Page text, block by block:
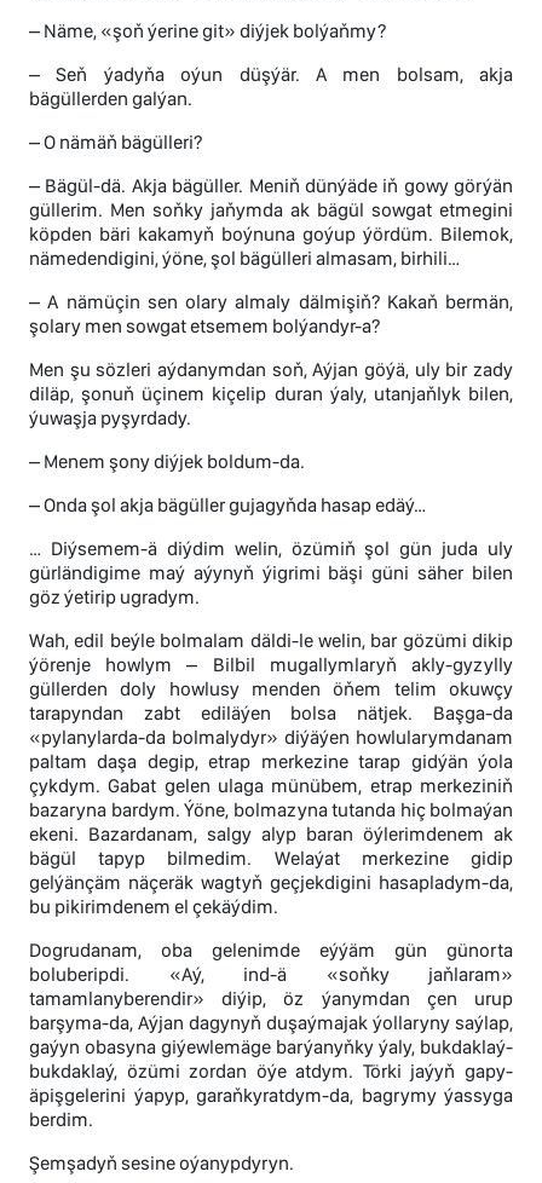
– Näme, «şoň ýerine git» diýjek bolýaňmy?
– Seň ýadyňa oýun düşýär. A men bolsam, akja
bägüllerden galýan.
– O nämäň bägülleri?
– Bägül-dä. Akja bägüller. Meniň dünýäde iň gowy görýän
güllerim. Men soňky jaňymda ak bägül sowgat etmegini
köpden bäri kakamyň boýnuna goýup ýördüm. Bilemok,
nämedendigini, ýöne, şol bägülleri almasam, birhili…
– A nämüçin sen olary almaly dälmişiň? Kakaň bermän,
şolary men sowgat etsemem bolýandyr-a?
Men şu sözleri aýdanymdan soň, Aýjan göýä, uly bir zady
diläp, şonuň üçinem kiçelip duran ýaly, utanjaňlyk bilen,
ýuwaşja pyşyrdady.
– Menem şony diýjek boldum-da.
– Onda şol akja bägüller gujagyňda hasap edäý…
… Diýsemem-ä diýdim welin, özümiň şol gün juda uly
gürländigime maý aýynyň ýigrimi bäşi güni säher bilen
göz ýetirip ugradym.
Wah, edil beýle bolmalam däldi-le welin, bar gözümi dikip
ýörenje howlym – Bilbil mugallymlaryň akly-gyzylly
güllerden doly howlusy menden öňem telim okuwçy
tarapyndan zabt ediläýen bolsa nätjek. Başga-da
«pylanylarda-da bolmalydyr» diýäýen howlularymdanam
paltam daşa degip, etrap merkezine tarap gidýän ýola
çykdym. Gabat gelen ulaga münübem, etrap merkeziniň
bazaryna bardym. Ýöne, bolmazyna tutanda hiç bolmaýan
ekeni. Bazardanam, salgy alyp baran öýlerimdenem ak
bägül tapyp bilmedim. Welaýat merkezine gidip
gelýänçäm näçeräk wagtyň geçjekdigini hasapladym-da,
bu pikirimdenem el çekäýdim.
Dogrudanam, oba gelenimde eýýäm gün günorta
boluberipdi. «Aý, ind-ä «soňky jaňlaram»
tamamlanyberendir» diýip, öz ýanymdan çen urup
barşyma-da, Aýjan dagynyň duşaýmajak ýollaryny saýlap,
gaýyn obasyna giýewlemäge barýanyňky ýaly, bukdaklaý-
bukdaklaý, özümi zordan öýe atdym. Törki jaýyň gapy-
äpişgelerini ýapyp, garaňkyratdym-da, bagrymy ýassyga
berdim.
Şemşadyň sesine oýanypdyryn.